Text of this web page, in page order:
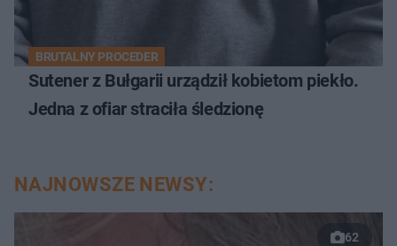
BRUTALNY PROCEDER
Sutener z Bułgarii urządził kobietom piekło.
Jedna z ofiar straciła śledzionę
NAJNOWSZE NEWSY:
62